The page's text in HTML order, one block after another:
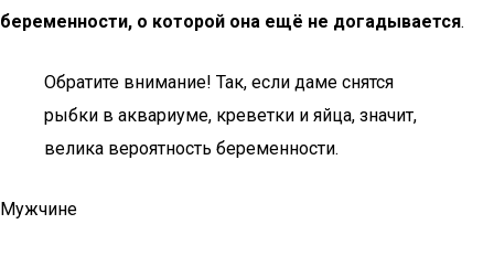
беременности, о которой она ещё не догадывается.
Обратите внимание! Так, если даме снятся
рыбки в аквариуме, креветки и яйца, значит,
велика вероятность беременности.
Мужчине